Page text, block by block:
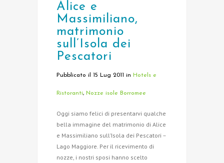
Alice e
Massimiliano,
matrimonio
sull’Isola dei
Pescatori
Pubblicato il 15 Lug 2011 in Hotels e
Ristoranti, Nozze isole Borromee
Oggi siamo felici di presentarvi qualche
bella immagine del matrimonio di Alice
e Massimiliano sull’Isola dei Pescatori –
Lago Maggiore. Per il ricevimento di
nozze, i nostri sposi hanno scelto